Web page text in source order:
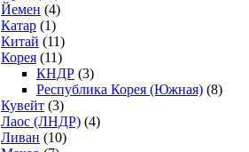
Йемен (4)
Катар (1)
Китай (11)
Корея (11)
КНДР (3)
Республика Корея (Южная) (8)
Кувейт (3)
Лаос (ЛНДР) (4)
Ливан (10)